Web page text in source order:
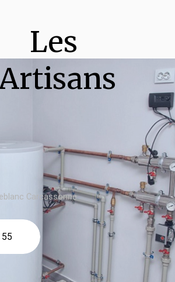
Les
Carcassonne